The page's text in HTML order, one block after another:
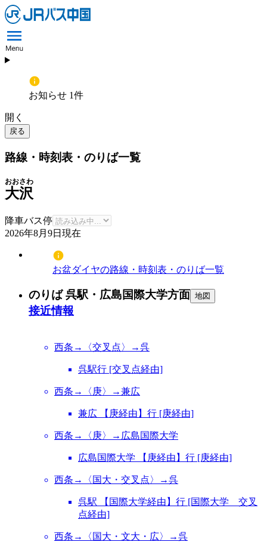
お知らせ 1件
開く
戻る
路線・時刻表・のりば一覧
大沢
おおさわ
降車バス停
2026年8月9日 現在
お盆ダイヤの路線・時刻表・のりば一覧
のりば 呉駅・広島国際大学方面 地図
接近情報
西条→〈交叉点〉→呉
呉駅行 [交叉点経由]
西条→〈庚〉→兼広
兼広 【庚経由】行 [庚経由]
西条→〈庚〉→広島国際大学
広島国際大学 【庚経由】行 [庚経由]
西条→〈国大・交叉点〉→呉
呉駅 【国際大学経由】行 [国際大学 交叉
点経由]
西条→〈国大・文大・広〉→呉